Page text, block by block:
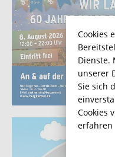
Cookies
Dienste.
unserer
Sie sich
Cookies
erfahren